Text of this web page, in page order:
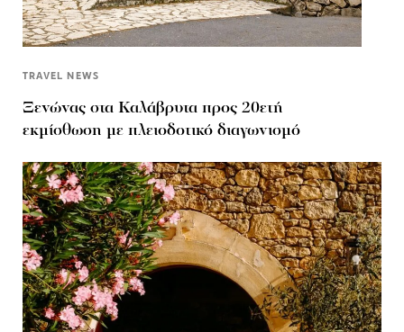
TRAVEL NEWS
Ξενώνας στα Καλάβρυτα προς 20ετή
εκμίσθωση με πλειοδοτικό διαγωνισμό